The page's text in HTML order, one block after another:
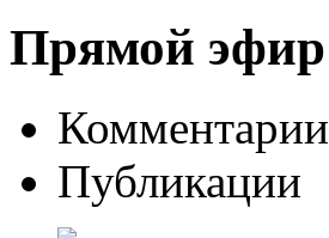
Прямой эфир
Комментарии
Публикации